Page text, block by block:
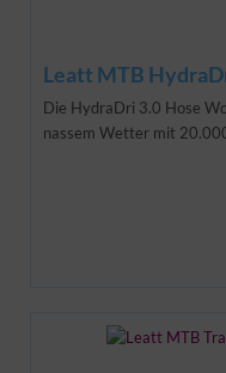
Leatt MTB
Die HydraDri 3.0 Hose
nassem Wetter mit